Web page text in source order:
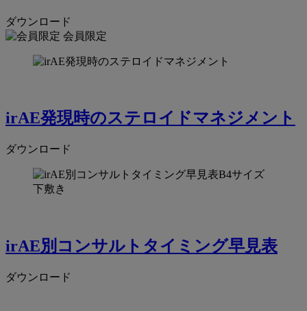
ダウンロード
会員限定
irAE発現時のステロイドマネジメント
ダウンロード
irAE別コンサルトタイミング早見表
ダウンロード